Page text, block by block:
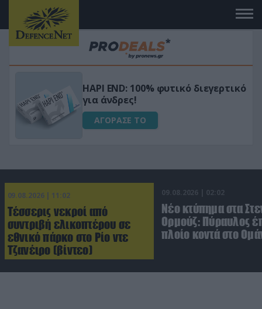
Μεταμόρφωσε τον κήπο σου με το
Ultra Box Μίνι Αλυσοπρίονο με
μπαταρία λιθίου
ΑΓΟΡΑΣΕ ΤΟ
09.08.2026 | 11:02
Τέσσερις νεκροί από
συντριβή ελικοπτέρου σε
εθνικό πάρκο στο Ρίο ντε
Τζανέιρο (βίντεο)
09.08.2026 | 02:02
Νέο κτύπημα στα
Ορμούζ: Πύραυλος
πλοίο κοντά στο